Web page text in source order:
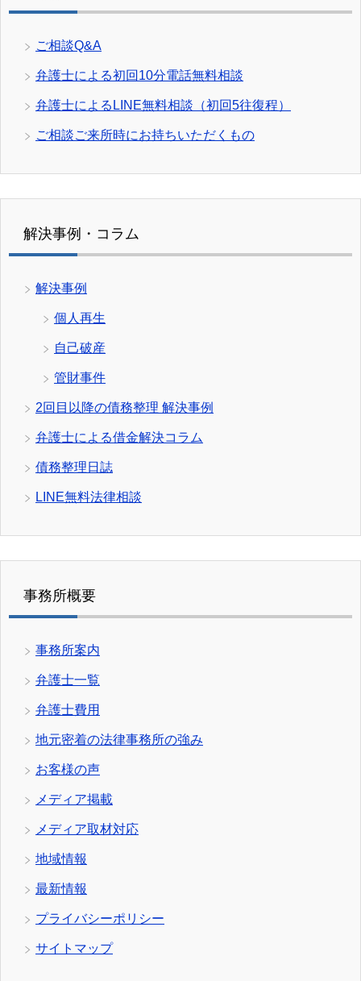
ご相談Q&A
弁護士による初回10分電話無料相談
弁護士によるLINE無料相談（初回5往復程）
ご相談ご来所時にお持ちいただくもの
解決事例・コラム
解決事例
個人再生
自己破産
管財事件
2回目以降の債務整理 解決事例
弁護士による借金解決コラム
債務整理日誌
LINE無料法律相談
事務所概要
事務所案内
弁護士一覧
弁護士費用
地元密着の法律事務所の強み
お客様の声
メディア掲載
メディア取材対応
地域情報
最新情報
プライバシーポリシー
サイトマップ